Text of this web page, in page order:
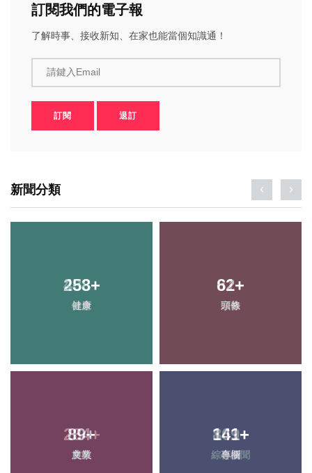
訂閱我們的電子報
了解時事、接收新知、在家也能當個知識通！
請鍵入Email
訂閱 退訂
新聞分類
258+
健康
62+
頭條
89+
農業
141+
專欄